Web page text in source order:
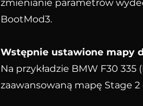
zmienianie parametrów
BootMod3.
Wstępnie ustawione mapy
Na przykładzie BMW F30
zaawansowaną mapę Stage